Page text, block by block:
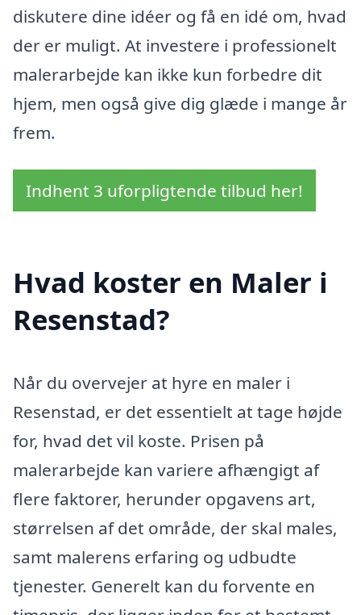
diskutere dine idéer og få en idé om, hvad
der er muligt. At investere i professionelt
malerarbejde kan ikke kun forbedre dit
hjem, men også give dig glæde i mange år
frem.
Indhent 3 uforpligtende tilbud her!
Hvad koster en Maler i
Resenstad?
Når du overvejer at hyre en maler i
Resenstad, er det essentielt at tage højde
for, hvad det vil koste. Prisen på
malerarbejde kan variere afhængigt af
flere faktorer, herunder opgavens art,
størrelsen af det område, der skal males,
samt malerens erfaring og udbudte
tjenester. Generelt kan du forvente en